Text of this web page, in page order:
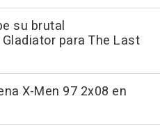
su brutal
para The Last
X-Men 97 2x08 en